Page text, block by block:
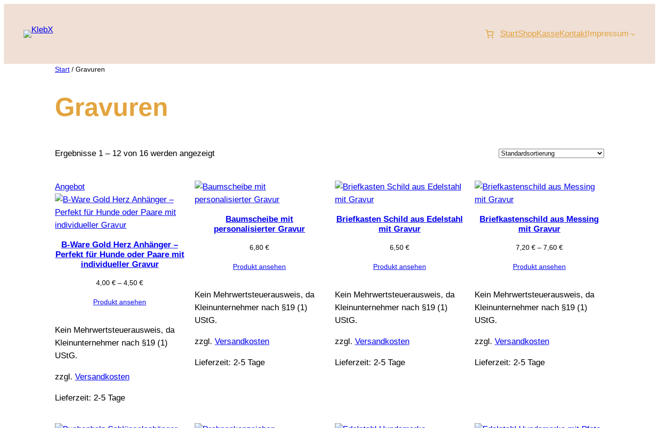
springen
StartShopKasseKontaktImpressum
Start / Gravuren
Gravuren
Ergebnisse 1 – 12 von 16 werden angezeigt
AngebotProdukt
im
Angebot
B-Ware Gold Herz Anhänger –
Perfekt für Hunde oder Paare mit
individueller Gravur
4,00€ –4,50€
Produkt ansehen
Kein Mehrwertsteuerausweis, da
Kleinunternehmer nach §19 (1)
UStG.
zzgl. Versandkosten
Lieferzeit: 2-5 Tage
Baumscheibe mit
personalisierter Gravur
6,80€
Produkt ansehen
Kein Mehrwertsteuerausweis, da
Kleinunternehmer nach §19 (1)
UStG.
zzgl.Versandkosten
Lieferzeit:2-5 Tage
Briefkasten Schild aus Edelstahl
mit Gravur
6,50 €
Produkt ansehen
Kein Mehrwertsteuerausweis, da
Kleinunternehmer nach §19 (1)
UStG.
zzgl. Versandkosten
Lieferzeit: 2-5 Tage
Briefkastenschild aus Messing
mit Gravur
7,20 €– 7,60 €
Produkt ansehen
Kein Mehrwertsteuerausweis, da
Kleinunternehmer nach §19 (1)
UStG.
zzgl. Versandkosten
Lieferzeit: 2-5 Tage